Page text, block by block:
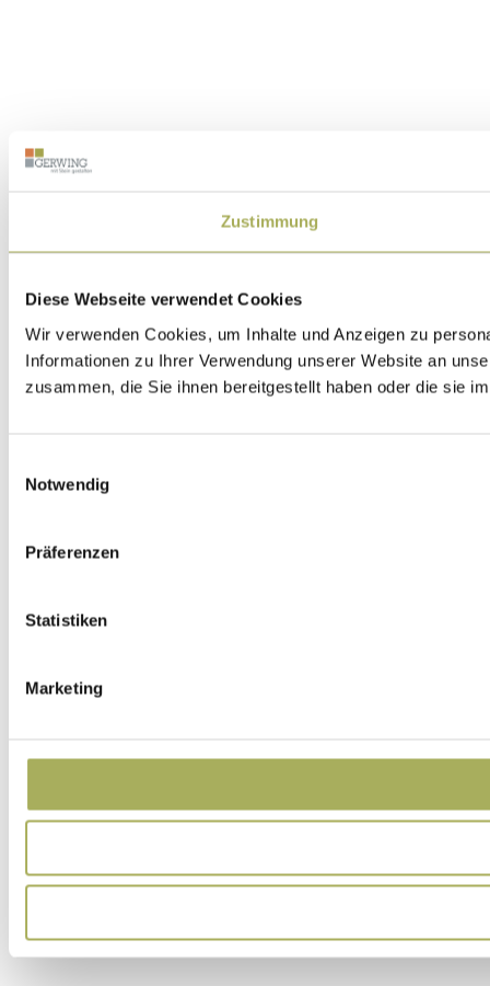
Zustimmung
Diese Webseite verwendet Cookies
Wir verwenden Cookies, um Inhalte und Anzeigen zu
Informationen zu Ihrer Verwendung unserer Website an
zusammen, die Sie ihnen bereitgestellt haben oder die sie
Notwendig
Präferenzen
Statistiken
Marketing